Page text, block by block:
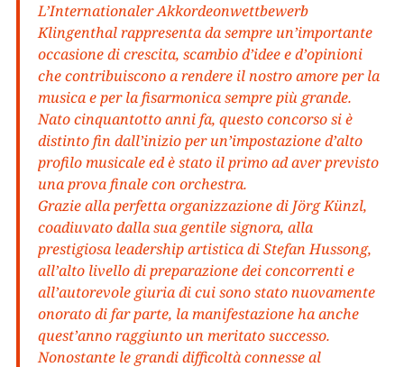
L’Internationaler Akkordeonwettbewerb
Klingenthal rappresenta da sempre un’importante
occasione di crescita, scambio d’idee e d’opinioni
che contribuiscono a rendere il nostro amore per la
musica e per la fisarmonica sempre più grande.
Nato cinquantotto anni fa, questo concorso si è
distinto fin dall’inizio per un’impostazione d’alto
profilo musicale ed è stato il primo ad aver previsto
una prova finale con orchestra.
Grazie alla perfetta organizzazione di Jörg Künzl,
coadiuvato dalla sua gentile signora, alla
prestigiosa leadership artistica di Stefan Hussong,
all’alto livello di preparazione dei concorrenti e
all’autorevole giuria di cui sono stato nuovamente
onorato di far parte, la manifestazione ha anche
quest’anno raggiunto un meritato successo.
Nonostante le grandi difficoltà connesse al